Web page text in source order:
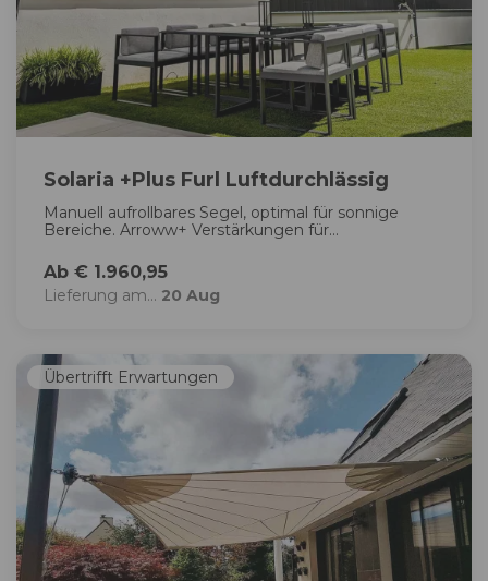
Solaria +Plus Furl Luftdurchlässig
Manuell aufrollbares Segel, optimal für sonnige
Bereiche. Arroww+ Verstärkungen für...
Ab € 1.960,95
Lieferung am... 20 Aug
Übertrifft Erwartungen